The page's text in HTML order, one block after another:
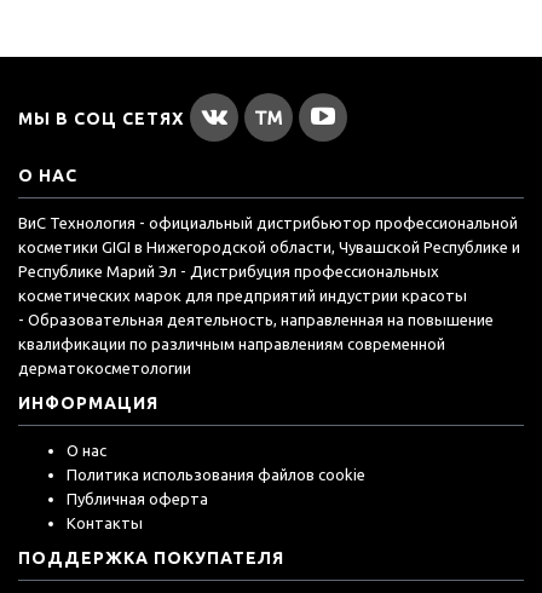
МЫ В СОЦ СЕТЯХ
О НАС
ВиС Технология - официальный дистрибьютор профессиональной
косметики GIGI в Нижегородской области, Чувашской Республике и
Республике Марий Эл - Дистрибуция профессиональных
косметических марок для предприятий индустрии красоты
- Образовательная деятельность, направленная на повышение
квалификации по различным направлениям современной
дерматокосметологии
ИНФОРМАЦИЯ
О нас
Политика использования файлов cookie
Публичная оферта
Контакты
ПОДДЕРЖКА ПОКУПАТЕЛЯ